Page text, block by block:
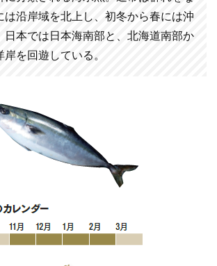
は沿岸域を北上し、初冬から春には沖
日本では日本海南部と、北海道南部か
を回遊している。